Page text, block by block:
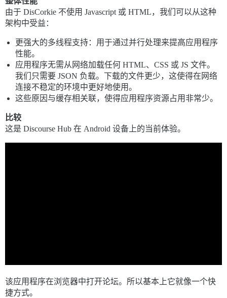
由于 DisCorkie 不使用 Javascript 或 HTML，我们可以从这种
架构中受益：
更强大的多线程支持：用于通过并行处理来提高应用程序
性能。
应用程序无需从网络加载任何 HTML、CSS 或 JS 文件。
我们只需要 JSON 负载。下载的文件更少，这使得在网络
连接不稳定的环境中更好地使用。
这些原因与缓存相关联，使得应用程序资源占用非常少。
比较
这是 Discourse Hub 在 Android 设备上的当前体验。
该应用程序在浏览器中打开论坛。所以基本上它就像一个快
捷方式。